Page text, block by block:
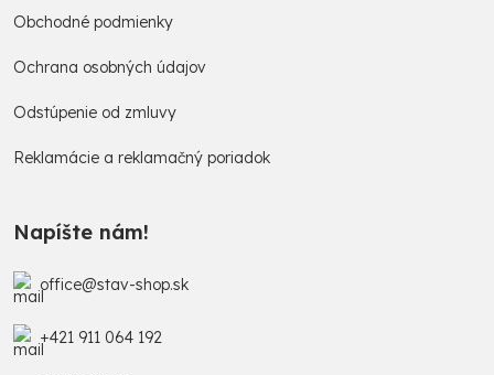
Obchodné podmienky
Ochrana osobných údajov
Odstúpenie od zmluvy
Reklamácie a reklamačný poriadok
Napíšte nám!
office@stav-shop.sk
+421 911 064 192